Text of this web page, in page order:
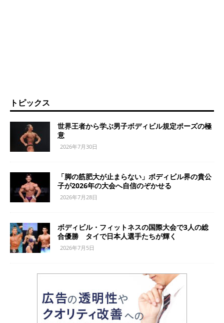
トピックス
世界王者から学ぶ男子ボディビル規定ポーズの極
意
2026年7月30日
「脚の筋肥大が止まらない」ボディビル界の貴公
子が2026年の大会へ自信のぞかせる
2026年7月28日
ボディビル・フィットネスの国際大会で3人の総
合優勝 タイで日本人選手たちが輝く
2026年7月5日